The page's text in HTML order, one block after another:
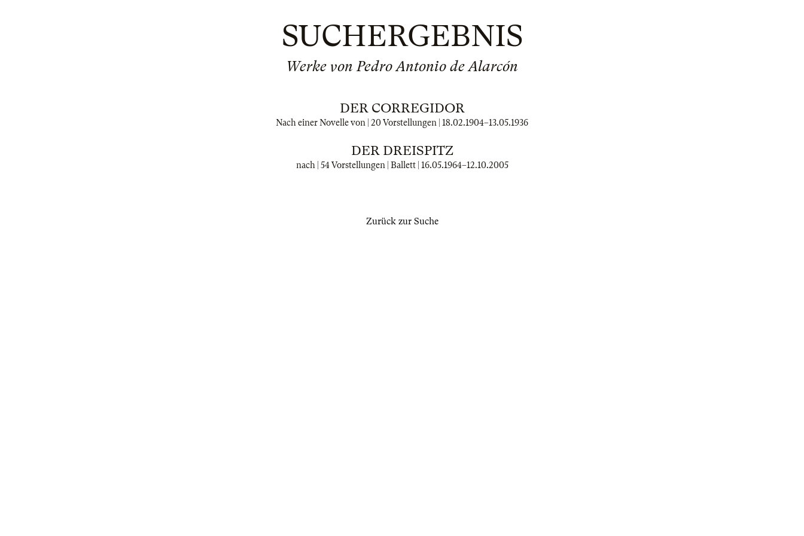
SUCHERGEBNIS
Werke von Pedro Antonio de Alarcón
DER CORREGIDOR
Nach einer Novelle von | 20 Vorstellungen | 18.02.1904–13.05.1936
DER DREISPITZ
nach | 54 Vorstellungen | Ballett | 16.05.1964–12.10.2005
Zurück zur Suche